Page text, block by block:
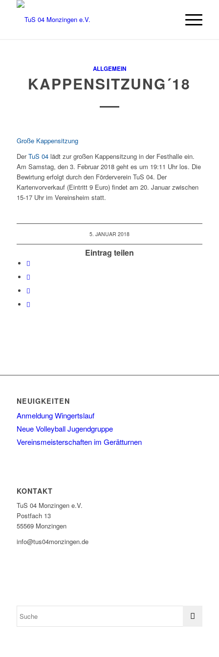
ALLGEMEIN
KAPPENSITZUNG´18
Große Kappensitzung
DerTuS 04lädt zur großen Kappensitzung in der Festhalle ein.
Am Samstag, den 3. Februar 2018 geht es um 19:11 Uhr los. Die
Bewirtung erfolgt durch den Förderverein TuS 04. Der
Kartenvorverkauf (Eintritt 9 Euro) findet am 20. Januar zwischen
15-17 Uhr im Vereinsheim statt.
5. JANUAR 2018
Eintrag teilen
NEUIGKEITEN
Anmeldung Wingertslauf
Neue Volleyball Jugendgruppe
Vereinsmeisterschaften im Gerätturnen
KONTAKT
TuS 04 Monzingen e.V.
Postfach 13
55569 Monzingen
info@tus04monzingen.de